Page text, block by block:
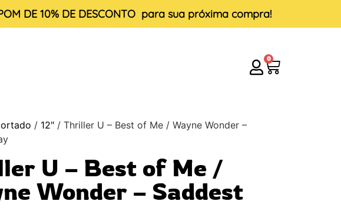
DE 10% DE DESCONTO para sua próxima compra!
0
/ 12" / Thriller U – Best of Me / Wayne Wonder –
U – Best of Me /
Wonder – Saddest